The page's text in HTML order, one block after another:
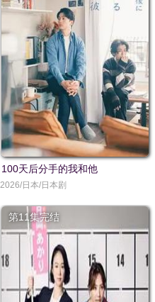
100天后分手的我和他
2026/日本/日本剧
第11集完结